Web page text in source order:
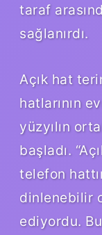
taraf
sağlanırdı.
Açık hat
hatlarının
yüzyılın
başladı.
telefon
dinlenebilir
ediyordu.